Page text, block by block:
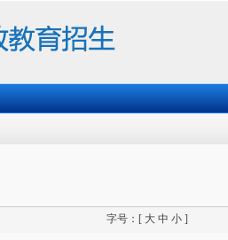
字号：[ 大 中 小 ]